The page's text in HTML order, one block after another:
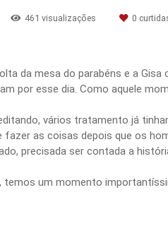
461 visualizações 0
da mesa do parabéns e a
por esse dia. Como aquele
vários tratamento já
fazer as coisas depois que os
precisada ser contada a
um momento